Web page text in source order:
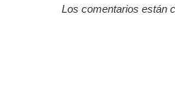
Los comentarios están